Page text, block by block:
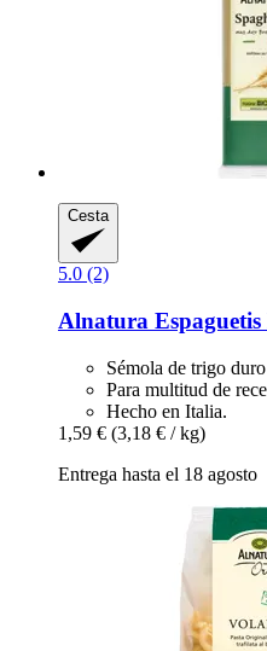
Cesta
5.0 (2)
Alnatura
Sémola de trigo
Para multitud de
Hecho en Italia.
1,59 € (3,18 € / kg)
Entrega hasta el 18 agosto